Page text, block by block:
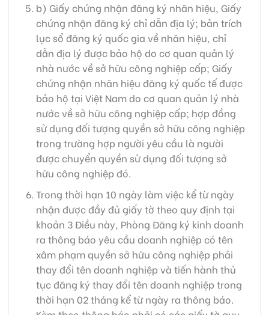
b) Giấy chứng nhận đăng ký nhãn hiệu, Giấy
chứng nhận đăng ký chỉ dẫn địa lý; bản trích
lục sổ đăng ký quốc gia về nhãn hiệu, chỉ
dẫn địa lý được bảo hộ do cơ quan quản lý
nhà nước về sở hữu công nghiệp cấp; Giấy
chứng nhận nhãn hiệu đăng ký quốc tế được
bảo hộ tại Việt Nam do cơ quan quản lý nhà
nước về sở hữu công nghiệp cấp; hợp đồng
sử dụng đối tượng quyền sở hữu công nghiệp
trong trường hợp người yêu cầu là người
được chuyển quyền sử dụng đối tượng sở
hữu công nghiệp đó.
Trong thời hạn 10 ngày làm việc kể từ ngày
nhận được đầy đủ giấy tờ theo quy định tại
khoản 3 Điều này, Phòng Đăng ký kinh doanh
ra thông báo yêu cầu doanh nghiệp có tên
xâm phạm quyền sở hữu công nghiệp phải
thay đổi tên doanh nghiệp và tiến hành thủ
tục đăng ký thay đổi tên doanh nghiệp trong
thời hạn 02 tháng kể từ ngày ra thông báo.